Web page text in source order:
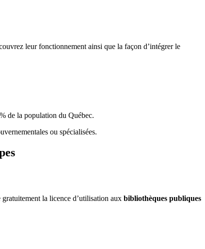
leur fonctionnement ainsi que la façon d’intégrer le
de la population du Québec.
ou spécialisées.
la licence d’utilisation aux bibliothèques publiques